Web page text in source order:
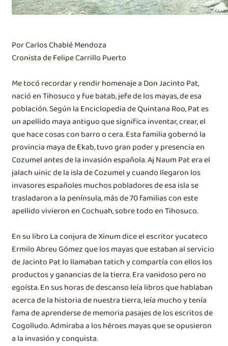
Por Carlos Chablé Mendoza
Cronista de Felipe Carrillo Puerto
Me tocó recordar y rendir homenaje a Don Jacinto Pat,
nació en Tihosuco y fue batab, jefe de los mayas, de esa
población. Según la Enciclopedia de Quintana Roo, Pat es
un apellido maya antiguo que significa inventar, crear, el
que hace cosas con barro o cera. Esta familia gobernó la
provincia maya de Ekab, tuvo gran poder y presencia en
Cozumel antes de la invasión española. Aj Naum Pat era el
jalach uinic de la isla de Cozumel y cuando llegaron los
invasores españoles muchos pobladores de esa isla se
trasladaron a la península, más de 70 familias con este
apellido vivieron en Cochuah, sobre todo en Tihosuco.
En su libro La conjura de Xinum dice el escritor yucateco
Ermilo Abreu Gómez que los mayas que estaban al servicio
de Jacinto Pat lo llamaban tatich y compartía con ellos los
productos y ganancias de la tierra. Era vanidoso pero no
egoísta. En sus horas de descanso leía libros que hablaban
acerca de la historia de nuestra tierra, leía mucho y tenía
fama de aprenderse de memoria pasajes de los escritos de
Cogolludo. Admiraba a los héroes mayas que se opusieron
a la invasión y conquista.